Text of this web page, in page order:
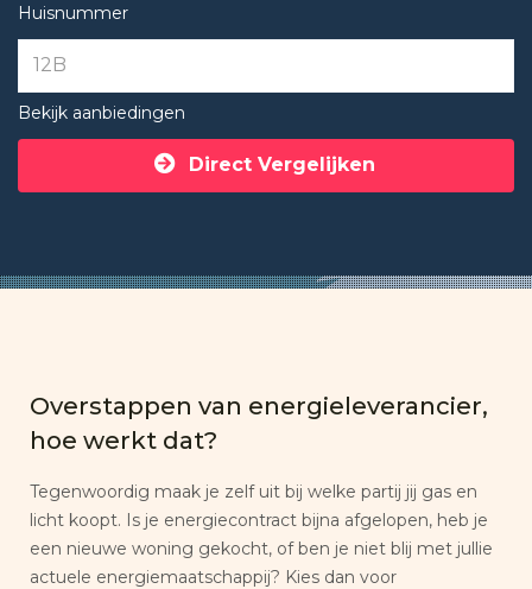
Huisnummer
Bekijk aanbiedingen
Direct Vergelijken
Overstappen van energieleverancier,
hoe werkt dat?
Tegenwoordig maak je zelf uit bij welke partij jij gas en
licht koopt. Is je energiecontract bijna afgelopen, heb je
een nieuwe woning gekocht, of ben je niet blij met jullie
actuele energiemaatschappij? Kies dan voor